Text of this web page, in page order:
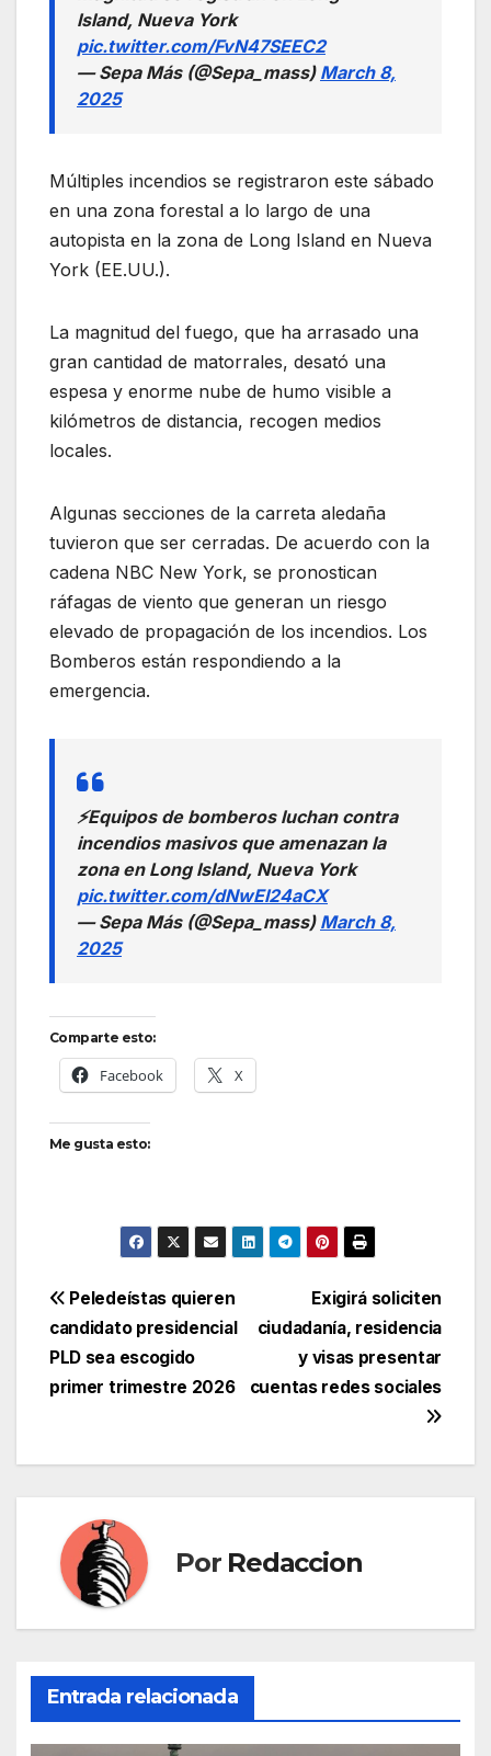
Island, Nueva York
pic.twitter.com/FvN47SEEC2
— Sepa Más (@Sepa_mass) March 8,
2025
Múltiples incendios se registraron este sábado
en una zona forestal a lo largo de una
autopista en la zona de Long Island en Nueva
York (EE.UU.).
La magnitud del fuego, que ha arrasado una
gran cantidad de matorrales, desató una
espesa y enorme nube de humo visible a
kilómetros de distancia, recogen medios
locales.
Algunas secciones de la carreta aledaña
tuvieron que ser cerradas. De acuerdo con la
cadena NBC New York, se pronostican
ráfagas de viento que generan un riesgo
elevado de propagación de los incendios. Los
Bomberos están respondiendo a la
emergencia.
⚡️Equipos de bomberos luchan contra
incendios masivos que amenazan la
zona en Long Island, Nueva York
pic.twitter.com/dNwEI24aCX
— Sepa Más (@Sepa_mass) March 8,
2025
Comparte esto:
Facebook X
Me gusta esto:
Navegación
de
entradas
Exigirá soliciten
ciudadanía, residencia
y visas presentar
cuentas redes sociales
Peledeístas quieren
candidato presidencial
PLD sea escogido
primer trimestre 2026
Por Redaccion
Entrada relacionada